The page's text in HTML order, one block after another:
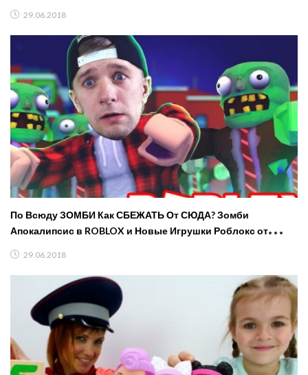
29.06.2018
По Всюду ЗОМБИ Как СБЕЖАТЬ От СЮДА? Зомби
Апокалипсис в ROBLOX и Новые Игрушки Роблокс от
29.06.2018